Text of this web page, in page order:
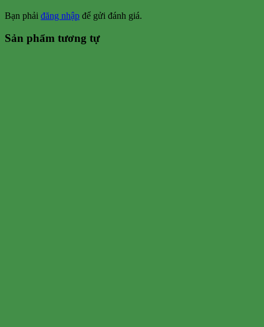
Bạn phải đăng nhập để gửi đánh giá.
Sản phẩm tương tự